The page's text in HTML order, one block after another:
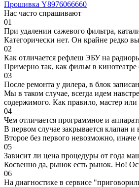
Прошивка Y8976066660
Нас часто спрашивают
01
При удалении сажевого фильтра,
Категорически нет. Он крайне редко
02
Как отличается рефлеш ЭБУ на
Примерно так, как фильм в кинотеатре
03
После ремонта у дилера, в блок
Мы в таком случае, всегда идем
содержимого. Как правило, мастер
04
Чем отличается программное и
В первом случае закрывается клапан
Второе без первого невозможно,
05
Зависит ли цена процедуры от года
Косвенно да, рынок есть рынок. Но!
06
На диагностике в сервисе